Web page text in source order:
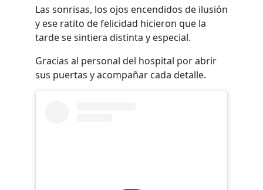
Las sonrisas, los ojos encendidos de ilusión
y ese ratito de felicidad hicieron que la
tarde se sintiera distinta y especial.
Gracias al personal del hospital por abrir
sus puertas y acompañar cada detalle.